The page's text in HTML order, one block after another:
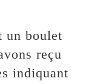
un boulet
reçu
indiquant